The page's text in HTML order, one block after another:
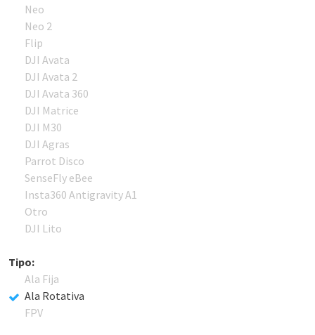
Neo
Neo 2
Flip
DJI Avata
DJI Avata 2
DJI Avata 360
DJI Matrice
DJI M30
DJI Agras
Parrot Disco
SenseFly eBee
Insta360 Antigravity A1
Otro
DJI Lito
Tipo:
Ala Fija
Ala Rotativa
FPV